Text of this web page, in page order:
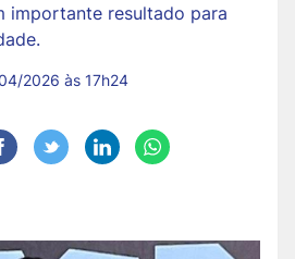
importante resultado para
2026 às 17h24